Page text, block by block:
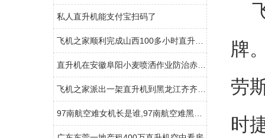
私人直升机能支付宝扫码了
牌
劳
时